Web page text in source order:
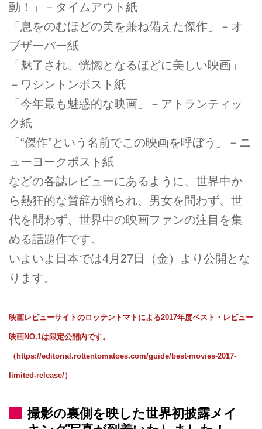
動！」－タイムアウト紙
「息をのむほどの美を兼ね備えた傑作」－オ
ブザーバー紙
「魅了され、恍惚となるほどに美しい映画」
－ワシントンポスト紙
「今年最も魅惑的な映画」－アトランティッ
ク紙
「“傑作”という名前でこの映画を呼ぼう」－ニ
ューヨークポスト紙
などの各誌レビューにあるように、世界中か
ら熱狂的な賛辞が贈られ、男女を問わず、世
代を問わず、世界中の映画ファンの注目を集
める話題作です。
いよいよ日本では4月27日（金）より公開とな
ります。
映画レビューサイトのロッテントマトによる2017年度ベスト・レビュー
映画NO.1は限定公開内です。
（https://editorial.rottentomatoes.com/guide/best-movies-2017-
limited-release/）
撮影の裏側を映した世界初披露メイ